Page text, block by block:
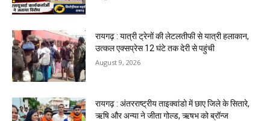
रायगढ़ : यात्री ट्रेनों की लेटलतीफी से यात्री हलाकान,
उत्कल एक्सप्रेस 12 घंटे तक देरी से पहुंची
August 9, 2026
रायगढ़ : अंतरराष्ट्रीय ताइक्वांडो में छाए जिले के सितारे,
ऋषि और अन्या ने जीता गोल्ड, ऋषभ को ब्रॉन्ज